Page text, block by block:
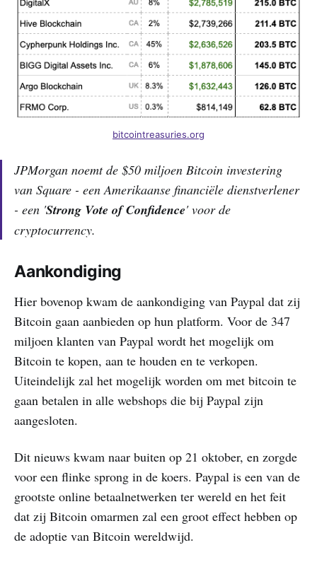
bitcointreasuries.org
JPMorgan noemt de $50 miljoen Bitcoin investering
van Square - een Amerikaanse financiële dienstverlener
- een 'Strong Vote of Confidence' voor de
cryptocurrency.
Aankondiging
Hier bovenop kwam de aankondiging van Paypal dat zij
Bitcoin gaan aanbieden op hun platform. Voor de 347
miljoen klanten van Paypal wordt het mogelijk om
Bitcoin te kopen, aan te houden en te verkopen.
Uiteindelijk zal het mogelijk worden om met bitcoin te
gaan betalen in alle webshops die bij Paypal zijn
aangesloten.
Dit nieuws kwam naar buiten op 21 oktober, en zorgde
voor een flinke sprong in de koers. Paypal is een van de
grootste online betaalnetwerken ter wereld en het feit
dat zij Bitcoin omarmen zal een groot effect hebben op
de adoptie van Bitcoin wereldwijd.